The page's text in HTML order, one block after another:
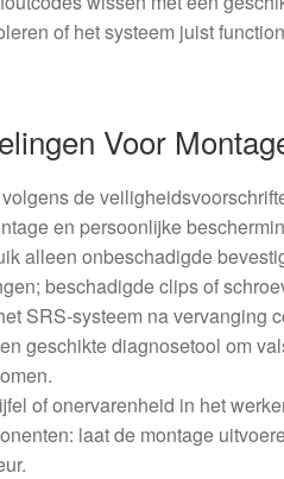
of het systeem juist
Voor
de
en persoonlijke
alleen onbeschadigde
beschadigde clips of
SRS-systeem na vervanging
geschikte diagnosetool om
of onervarenheid in het
laat de montage